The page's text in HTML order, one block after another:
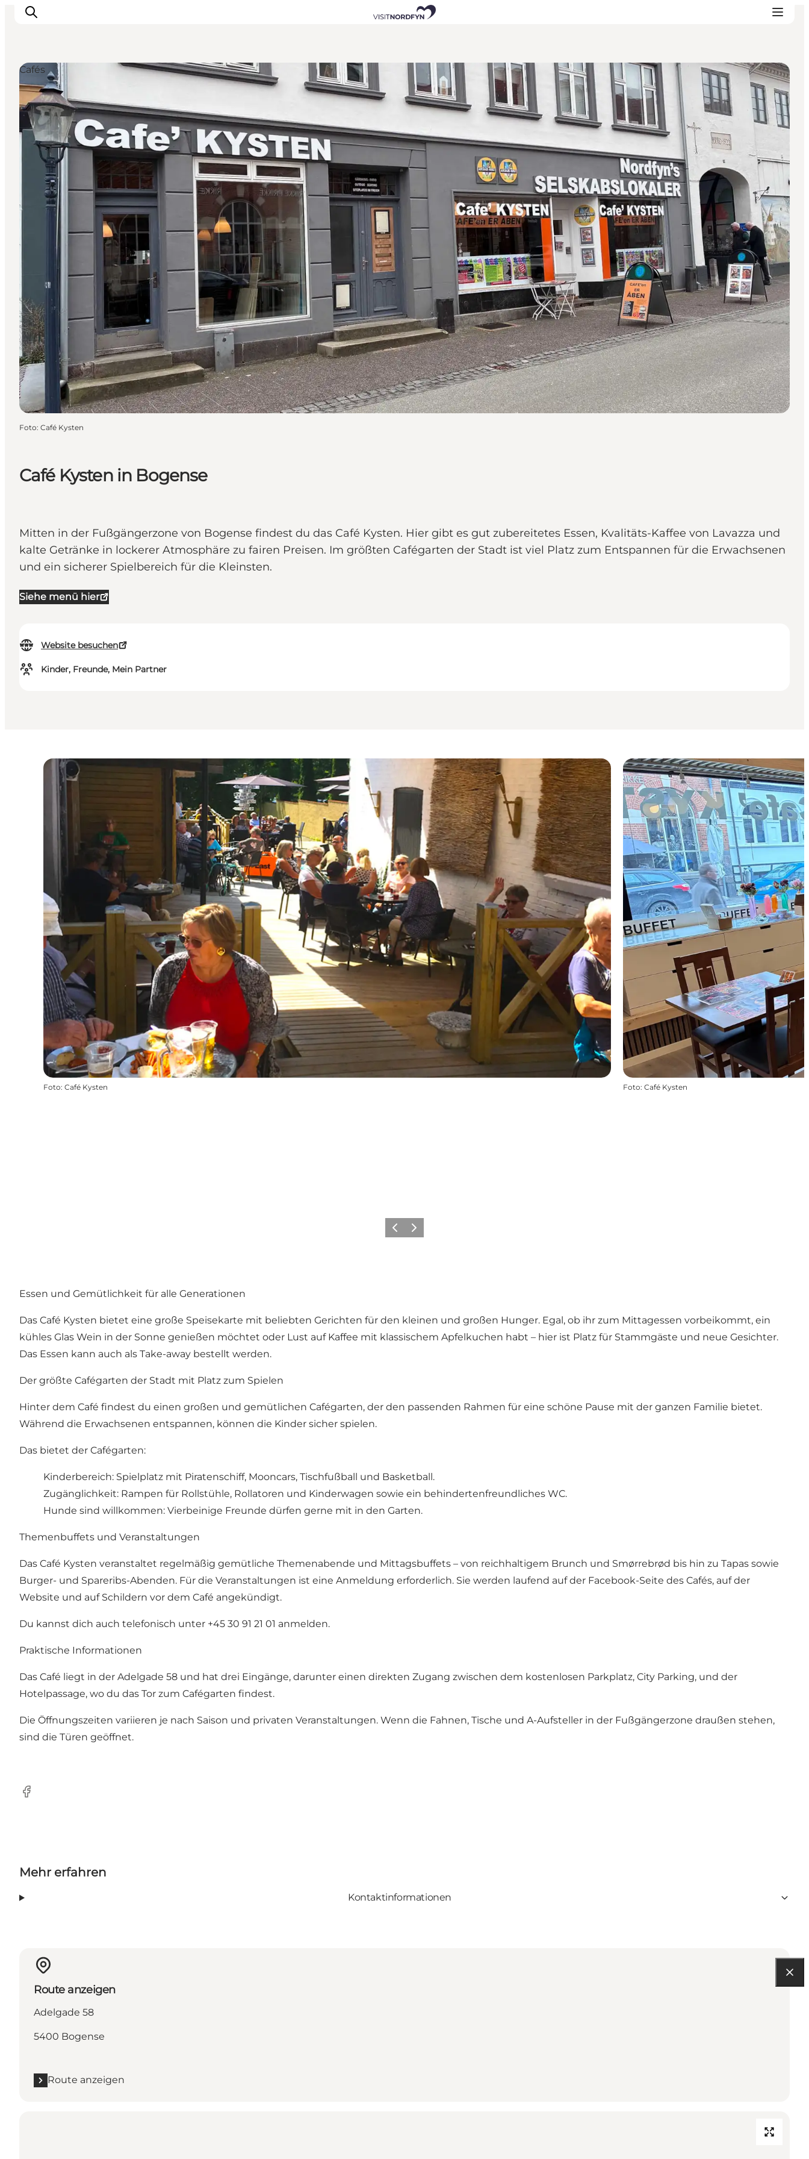
Erleben
Eventkalender
Essen und Trinken
Unterkünfte
Erlebnisbuchung
Für Kinder
Café Kysten in Bogense
Mitten in der Fußgängerzone von Bogense findest du das Café Kysten. Hier gibt es gut zubereitetes Essen, Kvalitäts-Kaffee von Lavazza und
kalte Getränke in lockerer Atmosphäre zu fairen Preisen. Im größten Cafégarten der Stadt ist viel Platz zum Entspannen für die Erwachsenen
und ein sicherer Spielbereich für die Kleinsten.
Siehe menü hier
Website besuchen
Kinder, Freunde, Mein Partner
Cafés
Foto: Café Kysten
Foto: Café Kysten Foto: Café Kysten
Vorherige Folie
Nächste Folie
Essen und Gemütlichkeit für alle Generationen
Das Café Kysten bietet eine große Speisekarte mit beliebten Gerichten für den kleinen und großen Hunger. Egal, ob ihr zum Mittagessen vorbeikommt, ein
kühles Glas Wein in der Sonne genießen möchtet oder Lust auf Kaffee mit klassischem Apfelkuchen habt – hier ist Platz für Stammgäste und neue Gesichter.
Das Essen kann auch als Take-away bestellt werden.
Der größte Cafégarten der Stadt mit Platz zum Spielen
Hinter dem Café findest du einen großen und gemütlichen Cafégarten, der den passenden Rahmen für eine schöne Pause mit der ganzen Familie bietet.
Während die Erwachsenen entspannen, können die Kinder sicher spielen.
Das bietet der Cafégarten:
Kinderbereich: Spielplatz mit Piratenschiff, Mooncars, Tischfußball und Basketball.
Zugänglichkeit: Rampen für Rollstühle, Rollatoren und Kinderwagen sowie ein behindertenfreundliches WC.
Hunde sind willkommen: Vierbeinige Freunde dürfen gerne mit in den Garten.
Themenbuffets und Veranstaltungen
Das Café Kysten veranstaltet regelmäßig gemütliche Themenabende und Mittagsbuffets – von reichhaltigem Brunch und Smørrebrød bis hin zu Tapas sowie
Burger- und Spareribs-Abenden. Für die Veranstaltungen ist eine Anmeldung erforderlich. Sie werden laufend auf der Facebook-Seite des Cafés, auf der
Website und auf Schildern vor dem Café angekündigt.
Du kannst dich auch telefonisch unter +45 30 91 21 01 anmelden.
Praktische Informationen
Das Café liegt in der Adelgade 58 und hat drei Eingänge, darunter einen direkten Zugang zwischen dem kostenlosen Parkplatz, City Parking, und der
Hotelpassage, wo du das Tor zum Cafégarten findest.
Die Öffnungszeiten variieren je nach Saison und privaten Veranstaltungen. Wenn die Fahnen, Tische und A-Aufsteller in der Fußgängerzone draußen stehen,
sind die Türen geöffnet.
Facebook
Mehr erfahren
Kontaktinformationen
Route anzeigen
Adelgade 58
5400 Bogense
Route anzeigen